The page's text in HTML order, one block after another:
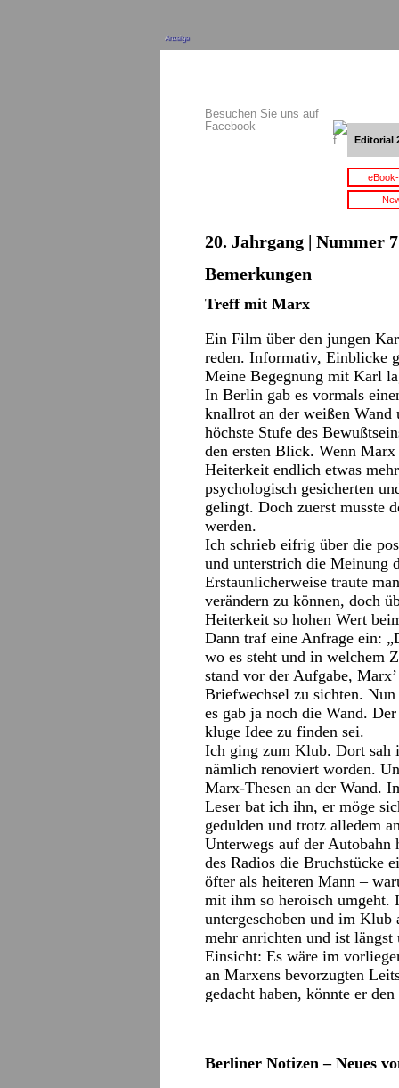
Anzeige
Besuchen Sie uns auf
Facebook
Editorial
20. Jahrgang | Nummer
Bemerkungen
Treff mit Marx
Ein Film über den jungen
reden. Informativ, Einblicke
Meine Begegnung mit Karl
In Berlin gab es vormals
knallrot an der weißen Wand
höchste Stufe des
den ersten Blick. Wenn
Heiterkeit endlich etwas
psychologisch gesicherten
gelingt. Doch zuerst musste
werden.
Ich schrieb eifrig über die
und unterstrich die Meinung
Erstaunlicherweise traute
verändern zu können, doch
Heiterkeit so hohen Wert
Dann traf eine Anfrage ein:
wo es steht und in welchem
stand vor der Aufgabe,
Briefwechsel zu sichten.
es gab ja noch die Wand.
kluge Idee zu finden sei.
Ich ging zum Klub. Dort sah
nämlich renoviert worden.
Marx-Thesen an der Wand.
Leser bat ich ihn, er möge
gedulden und trotz alledem
Unterwegs auf der
des Radios die Bruchstücke
öfter als heiteren Mann –
mit ihm so heroisch umgeht.
untergeschoben und im Klub
mehr anrichten und ist
Einsicht: Es wäre im
an Marxens bevorzugten
gedacht haben, könnte er
Berliner Notizen – Neues